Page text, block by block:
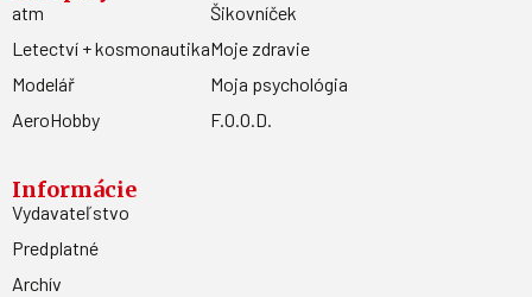
atm
Letectví + kosmonautika
Modelář
AeroHobby
Šikovníček
Moje zdravie
Moja psychológia
F.O.O.D.
Informácie
Vydavateľstvo
Predplatné
Archív